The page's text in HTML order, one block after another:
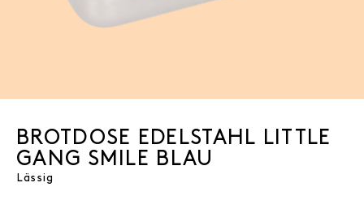
BROTDOSE EDELSTAHL LITTLE
GANG SMILE BLAU
Lässig